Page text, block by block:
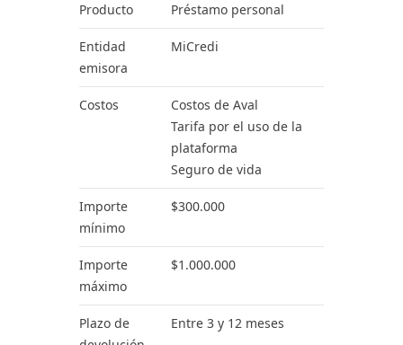
Producto Préstamo personal
Entidad
emisora
MiCredi
Costos
Costos de Aval
Tarifa por el uso de la
plataforma
Seguro de vida
Importe
mínimo
$300.000
Importe
máximo
$1.000.000
Plazo de
Entre 3 y 12 meses